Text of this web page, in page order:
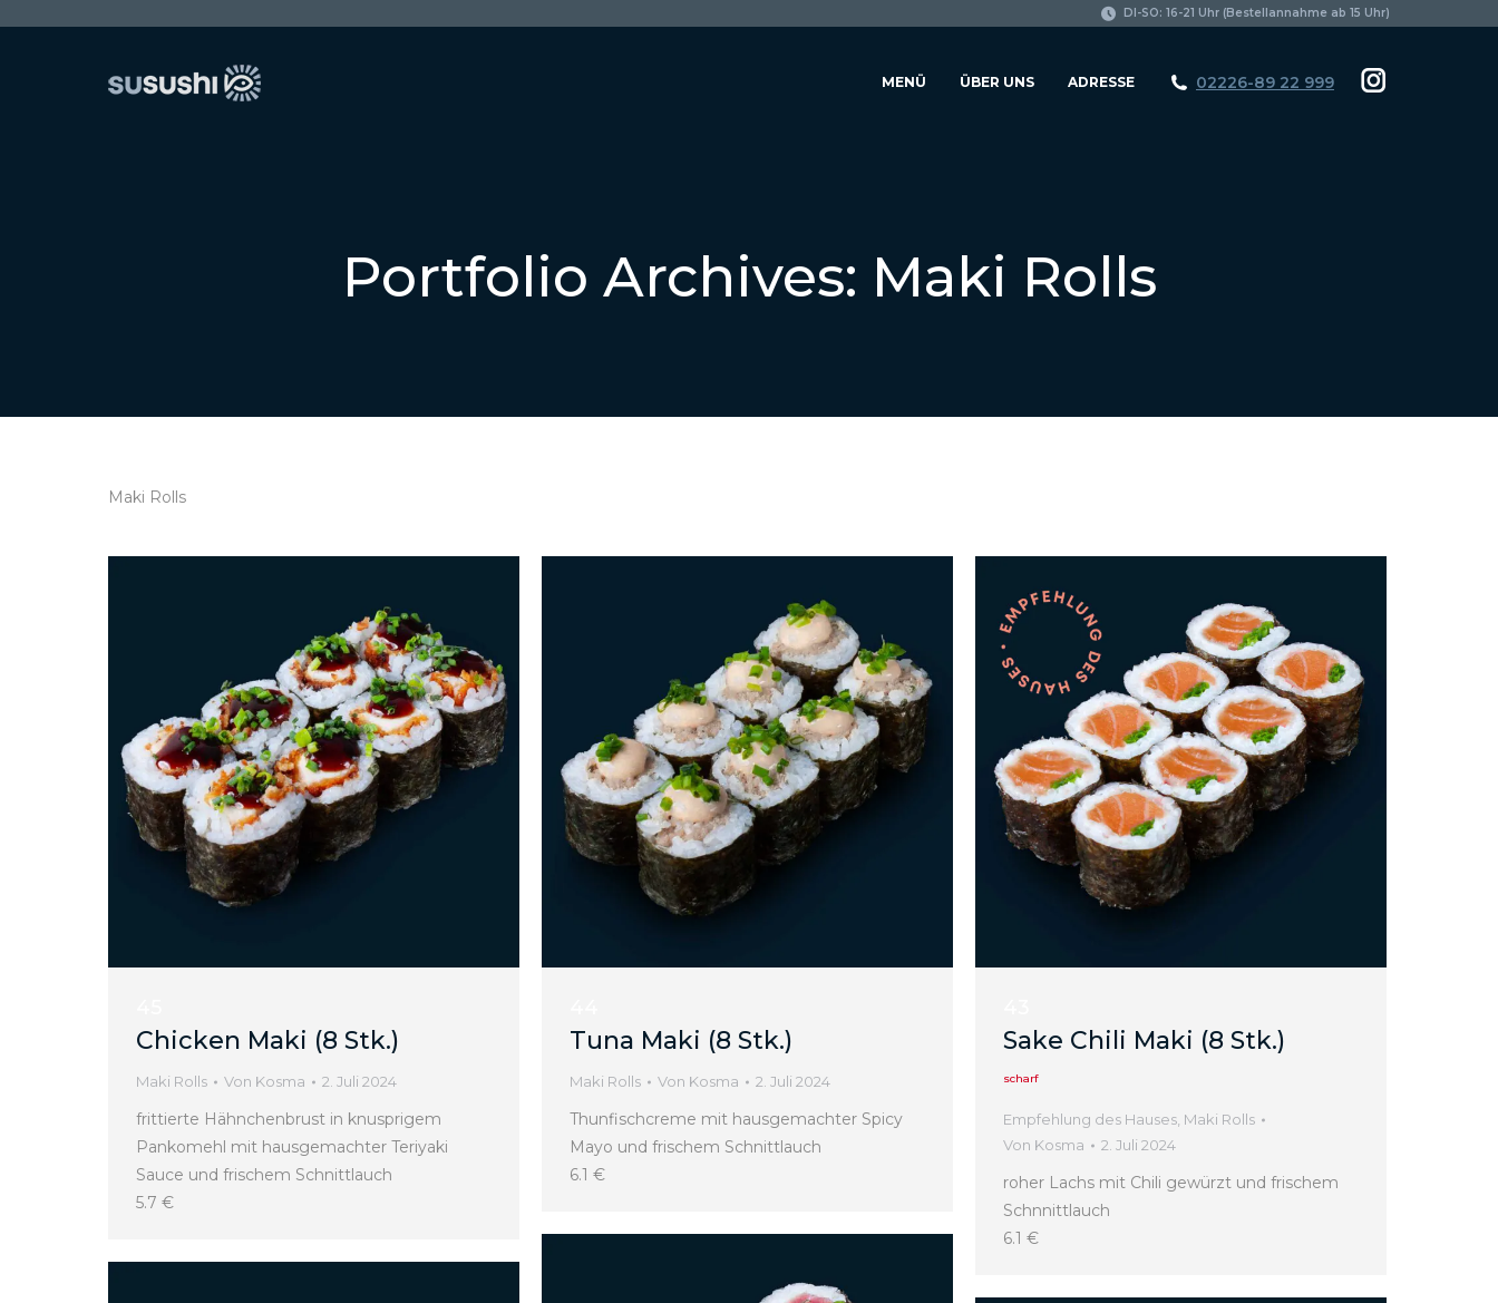
DI-SO: 16-21 Uhr (Bestellannahme ab 15 Uhr)
MENÜ ÜBER UNS ADRESSE 02226-89 22 999
Instagram
Portfolio Archives: Maki Rolls
Maki Rolls
Chicken Maki (8 Stk.)
Maki Rolls Von Kosma 2. Juli 2024
frittierte Hähnchenbrust in knusprigem
Pankomehl mit hausgemachter Teriyaki
Sauce und frischem Schnittlauch
5.7 €
Tuna Maki (8 Stk.)
Maki Rolls Von Kosma 2. Juli 2024
Thunfischcreme mit hausgemachter Spicy
Mayo und frischem Schnittlauch
6.1 €
Sake Chili Maki (8 Stk.)
scharf
Empfehlung des Hauses Maki Rolls
Von Kosma 2. Juli 2024
roher Lachs mit Chili gewürzt und frischem
Schnnittlauch
6.1 €
page
in